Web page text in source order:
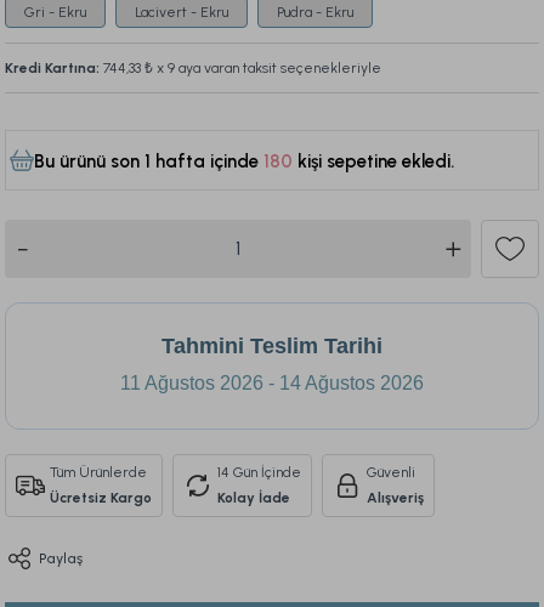
Gri - Ekru Lacivert - Ekru Pudra - Ekru
Kredi Kartına: 744,33 ₺ x 9 aya varan taksit seçenekleriyle
Bu ürünü son 1 hafta içinde 180 kişi sepetine ekledi.
Tahmini Teslim Tarihi
11 Ağustos 2026 - 14 Ağustos 2026
Tüm Ürünlerde
Ücretsiz Kargo
14 Gün İçinde
Kolay İade
Güvenli
Alışveriş
Paylaş